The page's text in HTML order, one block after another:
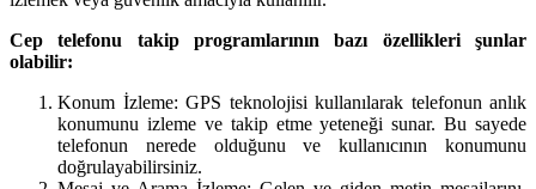
Cep telefonu takip programlarının bazı özellikleri şunlar
olabilir:
Konum İzleme: GPS teknolojisi kullanılarak telefonun anlık
konumunu izleme ve takip etme yeteneği sunar. Bu sayede
telefonun nerede olduğunu ve kullanıcının konumunu
doğrulayabilirsiniz.